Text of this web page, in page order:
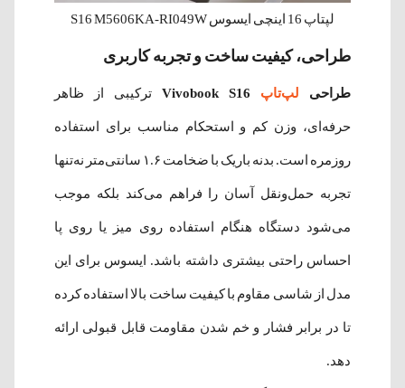
لپتاپ 16 اینچی ایسوس S16 M5606KA-RI049W
طراحی، کیفیت ساخت و تجربه کاربری
طراحی لپ‌تاپ ترکیبی از ظاهر
حرفه‌ای، وزن کم و استحکام مناسب برای استفاده
روزمره است. بدنه باریک با ضخامت ۱.۶ سانتی‌متر نه‌تنها
تجربه حمل‌ونقل آسان را فراهم می‌کند بلکه موجب
می‌شود دستگاه هنگام استفاده روی میز یا روی پا
احساس راحتی بیشتری داشته باشد. ایسوس برای این
مدل از شاسی مقاوم با کیفیت ساخت بالا استفاده کرده
تا در برابر فشار و خم شدن مقاومت قابل قبولی ارائه
دهد.